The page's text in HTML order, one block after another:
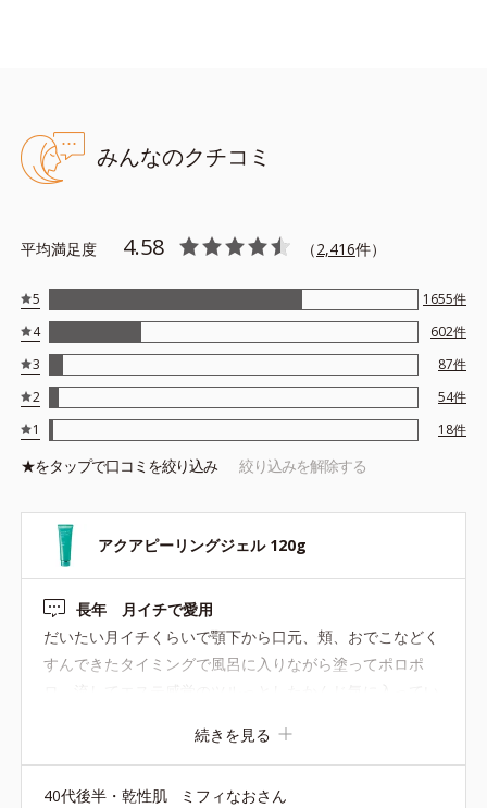
●無油分、無香料、無着色 ●アクアミネラルモイストベース（海洋深
層水を含有した水で構成される保湿ベース）●リアクトキャッチファ
コールフリー
ことではありません。
みんなのクチコミ
平均満足度 4.58 （2,416件）
5 1655件
4
602件
3
87件
2
54件
1
18件
★をタップで口コミを絞り込み 絞り込みを解除する
アクアピーリングジェル 120g
長年 月イチで愛用
だいたい月イチくらいで顎下から口元、頬、おでこなどく
すんできたタイミングで風呂に入りながら塗ってポロポ
続きを見る
40代後半・乾性肌 ミフィなおさん